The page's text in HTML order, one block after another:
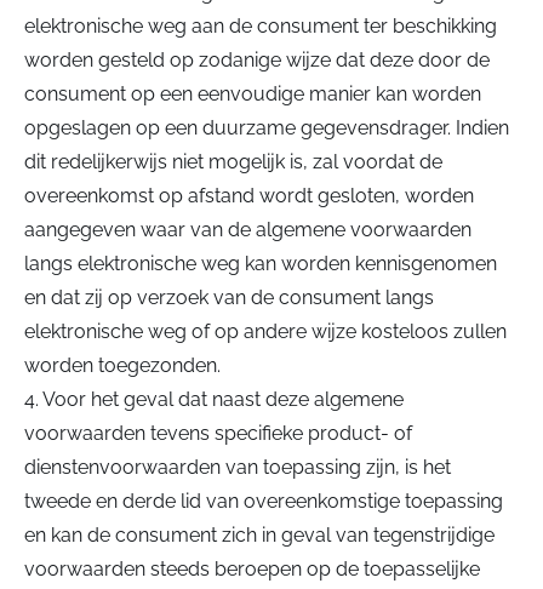
elektronische weg aan de consument ter beschikking
worden gesteld op zodanige wijze dat deze door de
consument op een eenvoudige manier kan worden
opgeslagen op een duurzame gegevensdrager. Indien
dit redelijkerwijs niet mogelijk is, zal voordat de
overeenkomst op afstand wordt gesloten, worden
aangegeven waar van de algemene voorwaarden
langs elektronische weg kan worden kennisgenomen
en dat zij op verzoek van de consument langs
elektronische weg of op andere wijze kosteloos zullen
worden toegezonden.
4. Voor het geval dat naast deze algemene
voorwaarden tevens specifieke product- of
dienstenvoorwaarden van toepassing zijn, is het
tweede en derde lid van overeenkomstige toepassing
en kan de consument zich in geval van tegenstrijdige
voorwaarden steeds beroepen op de toepasselijke